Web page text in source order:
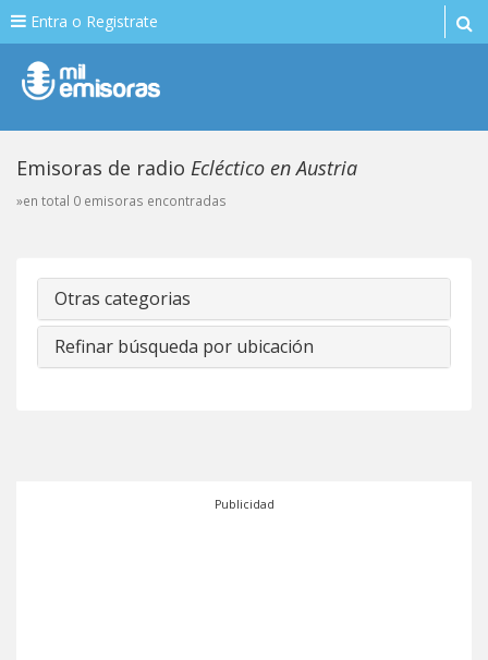
Entra o Registrate
Emisoras de radio Ecléctico en Austria
»en total 0 emisoras encontradas
Otras categorias
Refinar búsqueda por ubicación
Publicidad